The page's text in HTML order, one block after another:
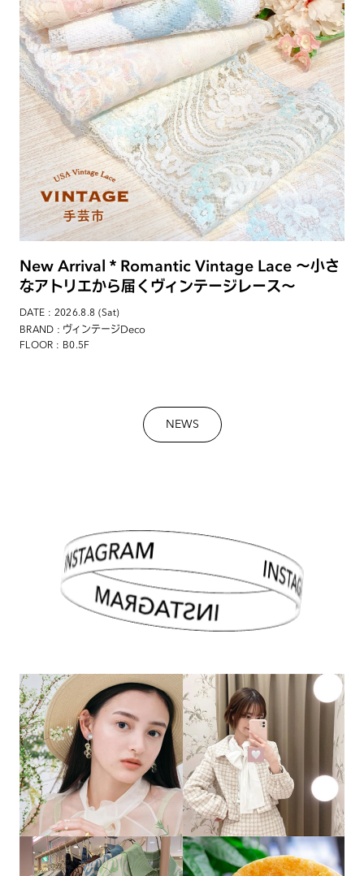
New Arrival＊Romantic Vintage Lace 〜小さ
なアトリエから届くヴィンテージレース〜
DATE : 2026.8.8 (Sat)
BRAND : ヴィンテージDeco
FLOOR : B0.5F
NEWS
INSTAGRAM